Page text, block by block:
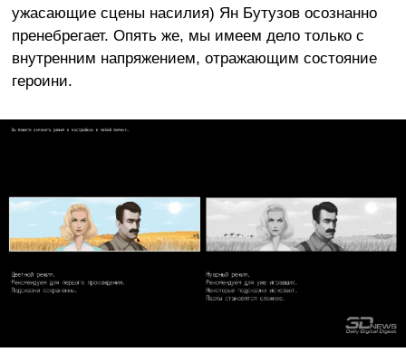
ужасающие сцены насилия) Ян Бутузов осознанно
пренебрегает. Опять же, мы имеем дело только с
внутренним напряжением, отражающим состояние
героини.